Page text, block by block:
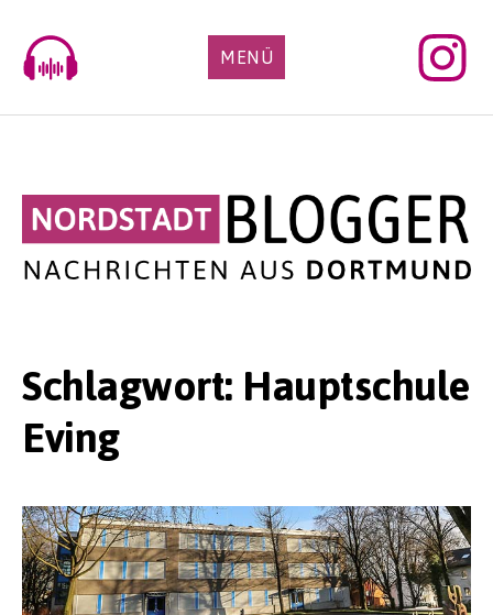
content
MENÜ
Schlagwort: Hauptschule
Eving